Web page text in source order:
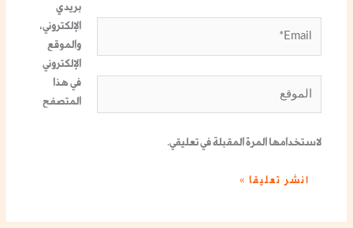
بريدي
الإلكتروني،
والموقع
الإلكتروني
في هذا
المتصفح
لاستخدامها المرة المقبلة في تعليقي.